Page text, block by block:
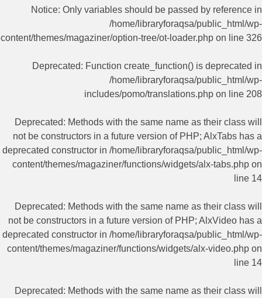
Notice: Only variables should be passed by reference in
/home/libraryforaqsa/public_html/wp-
content/themes/magaziner/option-tree/ot-loader.php on line 326
Deprecated: Function create_function() is deprecated in
/home/libraryforaqsa/public_html/wp-
includes/pomo/translations.php on line 208
Deprecated: Methods with the same name as their class will
not be constructors in a future version of PHP; AlxTabs has a
deprecated constructor in /home/libraryforaqsa/public_html/wp-
content/themes/magaziner/functions/widgets/alx-tabs.php on
line 14
Deprecated: Methods with the same name as their class will
not be constructors in a future version of PHP; AlxVideo has a
deprecated constructor in /home/libraryforaqsa/public_html/wp-
content/themes/magaziner/functions/widgets/alx-video.php on
line 14
Deprecated: Methods with the same name as their class will